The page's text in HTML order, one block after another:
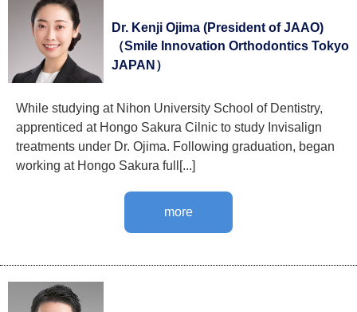
Dr. Kenji Ojima (President of JAAO)
（Smile Innovation Orthodontics Tokyo
JAPAN）
While studying at Nihon University School of Dentistry,
apprenticed at Hongo Sakura Cilnic to study Invisalign
treatments under Dr. Ojima. Following graduation, began
working at Hongo Sakura full[...]
more